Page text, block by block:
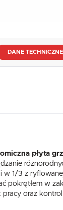
DANE TECHNICZNE
płyta
i w 1/3 z
pokrętłem w
pracy oraz